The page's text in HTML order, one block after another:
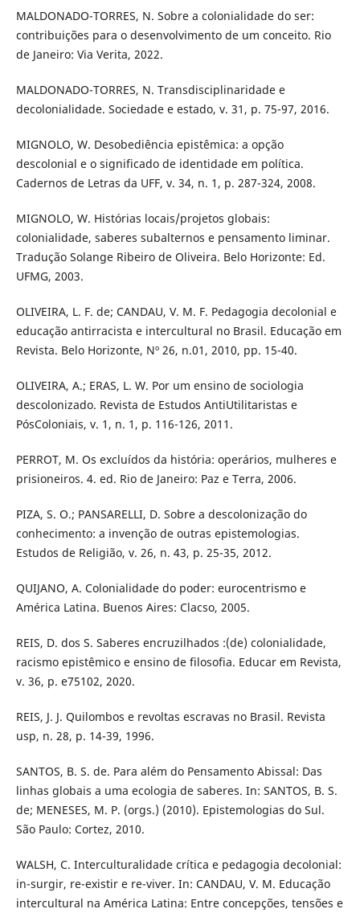
MALDONADO-TORRES, N. Sobre a colonialidade do ser:
contribuições para o desenvolvimento de um conceito. Rio
de Janeiro: Via Verita, 2022.
MALDONADO-TORRES, N. Transdisciplinaridade e
decolonialidade. Sociedade e estado, v. 31, p. 75-97, 2016.
MIGNOLO, W. Desobediência epistêmica: a opção
descolonial e o significado de identidade em política.
Cadernos de Letras da UFF, v. 34, n. 1, p. 287-324, 2008.
MIGNOLO, W. Histórias locais/projetos globais:
colonialidade, saberes subalternos e pensamento liminar.
Tradução Solange Ribeiro de Oliveira. Belo Horizonte: Ed.
UFMG, 2003.
OLIVEIRA, L. F. de; CANDAU, V. M. F. Pedagogia decolonial e
educação antirracista e intercultural no Brasil. Educação em
Revista. Belo Horizonte, Nº 26, n.01, 2010, pp. 15-40.
OLIVEIRA, A.; ERAS, L. W. Por um ensino de sociologia
descolonizado. Revista de Estudos AntiUtilitaristas e
PósColoniais, v. 1, n. 1, p. 116-126, 2011.
PERROT, M. Os excluídos da história: operários, mulheres e
prisioneiros. 4. ed. Rio de Janeiro: Paz e Terra, 2006.
PIZA, S. O.; PANSARELLI, D. Sobre a descolonização do
conhecimento: a invenção de outras epistemologias.
Estudos de Religião, v. 26, n. 43, p. 25-35, 2012.
QUIJANO, A. Colonialidade do poder: eurocentrismo e
América Latina. Buenos Aires: Clacso, 2005.
REIS, D. dos S. Saberes encruzilhados :(de) colonialidade,
racismo epistêmico e ensino de filosofia. Educar em Revista,
v. 36, p. e75102, 2020.
REIS, J. J. Quilombos e revoltas escravas no Brasil. Revista
usp, n. 28, p. 14-39, 1996.
SANTOS, B. S. de. Para além do Pensamento Abissal: Das
linhas globais a uma ecologia de saberes. In: SANTOS, B. S.
de; MENESES, M. P. (orgs.) (2010). Epistemologias do Sul.
São Paulo: Cortez, 2010.
WALSH, C. Interculturalidade crítica e pedagogia decolonial:
in-surgir, re-existir e re-viver. In: CANDAU, V. M. Educação
intercultural na América Latina: Entre concepções, tensões e